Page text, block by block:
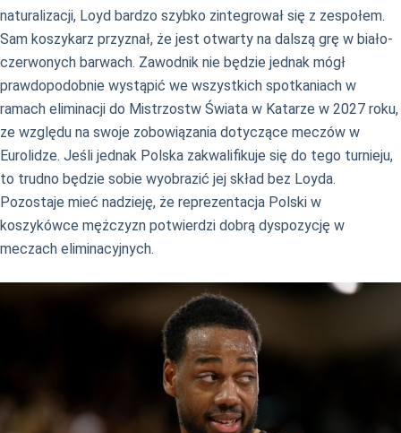
naturalizacji, Loyd bardzo szybko zintegrował się z zespołem.
Sam koszykarz przyznał, że jest otwarty na dalszą grę w biało-
czerwonych barwach. Zawodnik nie będzie jednak mógł
prawdopodobnie wystąpić we wszystkich spotkaniach w
ramach eliminacji do Mistrzostw Świata w Katarze w 2027 roku,
ze względu na swoje zobowiązania dotyczące meczów w
Eurolidze. Jeśli jednak Polska zakwalifikuje się do tego turnieju,
to trudno będzie sobie wyobrazić jej skład bez Loyda.
Pozostaje mieć nadzieję, że reprezentacja Polski w
koszykówce mężczyzn potwierdzi dobrą dyspozycję w
meczach eliminacyjnych.